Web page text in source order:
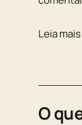
Leia
O